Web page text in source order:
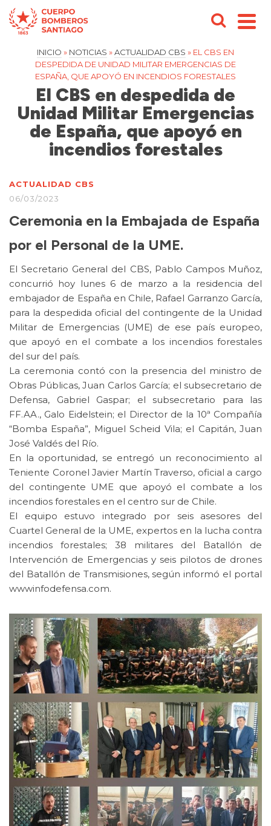
INICIO » NOTICIAS »ACTUALIDAD CBS » EL CBS EN
DESPEDIDA DE UNIDAD MILITAR EMERGENCIAS DE
ESPAÑA, QUE APOYÓ EN INCENDIOS FORESTALES
El CBS en despedida de
Unidad Militar Emergencias
de España, que apoyó en
incendios forestales
ACTUALIDAD CBS
06/03/2023
Ceremonia en la Embajada de España
por el Personal de la UME.
El Secretario General del CBS, Pablo Campos Muñoz,
concurrió hoy lunes 6 de marzo a la residencia del
embajador de España en Chile, Rafael Garranzo García,
para la despedida oficial del contingente de la Unidad
Militar de Emergencias (UME) de ese país europeo,
que apoyó en el combate a los incendios forestales
del sur del país.
La ceremonia contó con la presencia del ministro de
Obras Públicas, Juan Carlos García; el subsecretario de
Defensa, Gabriel Gaspar; el subsecretario para las
FF.AA., Galo Eidelstein; el Director de la 10ª Compañía
“Bomba España”, Miguel Scheid Vila; el Capitán, Juan
José Valdés del Río.
En la oportunidad, se entregó un reconocimiento al
Teniente Coronel Javier Martín Traverso, oficial a cargo
del contingente UME que apoyó el combate a los
incendios forestales en el centro sur de Chile.
El equipo estuvo integrado por seis asesores del
Cuartel General de la UME, expertos en la lucha contra
incendios forestales; 38 militares del Batallón de
Intervención de Emergencias y seis pilotos de drones
del Batallón de Transmisiones, según informó el portal
wwwinfodefensa.com.